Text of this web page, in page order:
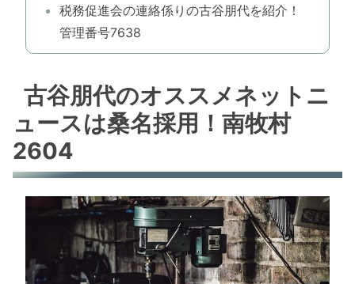
税務促進会の連絡係りの古谷朋代を紹介！
管理番号7638
古谷朋代のオススメネットニ
ュースは桑名採用！南牧村
2604